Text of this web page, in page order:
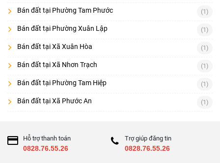
Bán đất tại Phường Tam Phước (1)
Bán đất tại Phường Xuân Lập (1)
Bán đất tại Xã Xuân Hòa (1)
Bán đất tại Xã Nhơn Trạch (1)
Bán đất tại Phường Tam Hiệp (1)
Bán đất tại Xã Phước An (1)
Hỗ trợ thanh toán
0828.76.55.26
Trợ giúp đăng tin
0828.76.55.26